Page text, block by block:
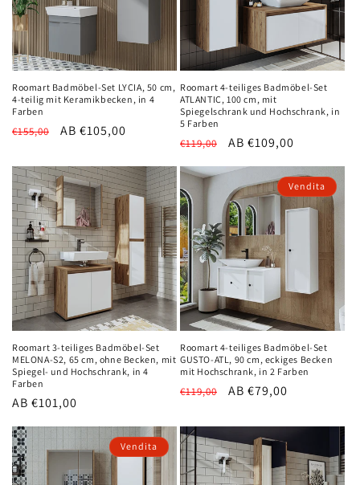
Roomart Badmöbel-Set LYCIA, 50 cm,
4-teilig mit Keramikbecken, in 4
Farben
Normaler
€155,00 Verkaufspreis
AB €105,00
Roomart 4-teiliges Badmöbel-Set
ATLANTIC, 100 cm, mit
Spiegelschrank und Hochschrank, in
5 Farben
Normaler
€119,00 Verkaufspreis
AB €109,00
Roomart 3-teiliges Badmöbel-Set
MELONA-S2, 65 cm, ohne Becken, mit
Spiegel- und Hochschrank, in 4
Farben
Normaler
AB €101,00
Vendita
Roomart 4-teiliges Badmöbel-Set
GUSTO-ATL, 90 cm, eckiges Becken
mit Hochschrank, in 2 Farben
Normaler
€119,00 Verkaufspreis
AB €79,00
Vendita